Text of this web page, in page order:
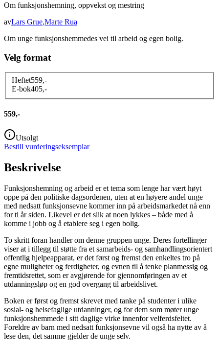
Om funksjonshemning, oppvekst og mestring
avLars Grue,Marte Rua
Om unge funksjonshemmedes vei til arbeid og egen bolig.
Velg format
Heftet559,-
E-bok405,-
559,-
Utsolgt
Bestill vurderingseksemplar
Beskrivelse
Funksjonshemning og arbeid er et tema som lenge har vært høyt
oppe på den politiske dagsordenen, uten at en høyere andel unge
med nedsatt funksjonsevne kommer inn på arbeidsmarkedet nå enn
for ti år siden. Likevel er det slik at noen lykkes – både med å
komme i jobb og å etablere seg i egen bolig.
To skritt foran handler om denne gruppen unge. Deres fortellinger
viser at i tillegg til støtte fra et samarbeids- og samhandlingsorientert
offentlig hjelpeapparat, er det først og fremst den enkeltes tro på
egne muligheter og ferdigheter, og evnen til å tenke planmessig og
fremtidsrettet, som er avgjørende for gjennomføringen av et
utdanningsløp og en god overgang til arbeidslivet.
Boken er først og fremst skrevet med tanke på studenter i ulike
sosial- og helsefaglige utdanninger, og for dem som møter unge
funksjonshemmede i sitt daglige virke innenfor velferdsfeltet.
Foreldre av barn med nedsatt funksjonsevne vil også ha nytte av å
lese den, det samme gjelder de unge selv.